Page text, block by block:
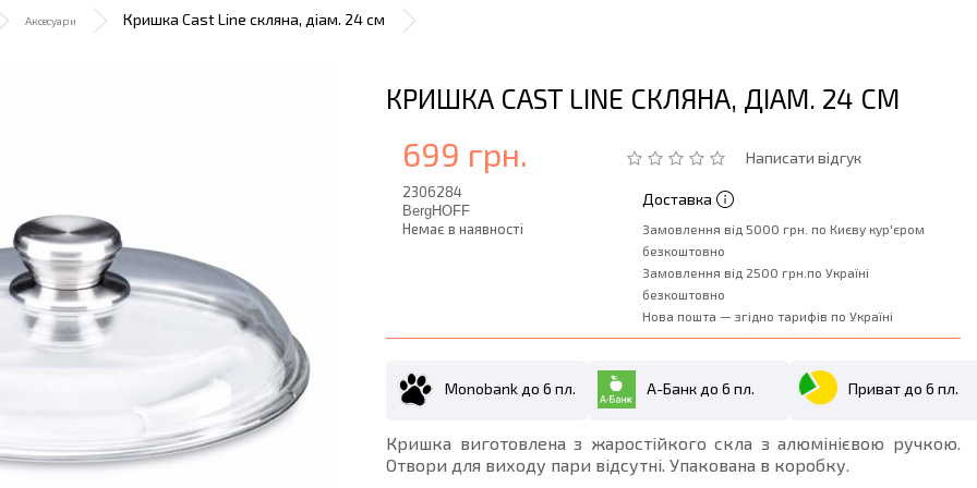
Аксесуари Кришка Cast Line скляна, діам. 24 см
КРИШКА CAST LINE СКЛЯНА, ДІАМ. 24 СМ
Написати відгук
699 грн.
2306284
BergHOFF
Немає в наявності
Доставка
Замовлення від 5000 грн. по Києву кур'єром
безкоштовно
Замовлення від 2500 грн.по Україні
безкоштовно
Нова пошта — згідно тарифів по Україні
Monobank до 6 пл. А-Банк до 6 пл. Приват до 6 пл.
Кришка виготовлена з жаростійкого скла з алюмінієвою ручкою.
Отвори для виходу пари відсутні. Упакована в коробку.